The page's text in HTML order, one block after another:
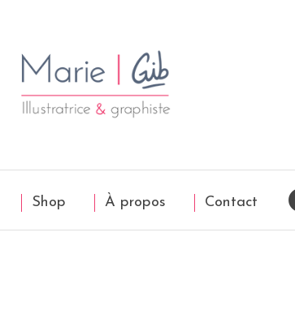
Shop À propos Contact